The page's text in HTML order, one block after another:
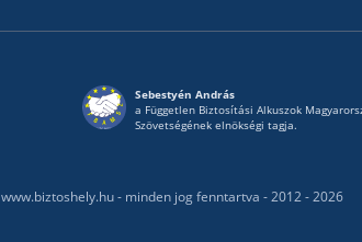
Sebestyén András
a Független Biztosítási Alkuszok
Szövetségének elnökségi tagja.
www.biztoshely.hu - minden jog fenntartva - 2012 - 2026